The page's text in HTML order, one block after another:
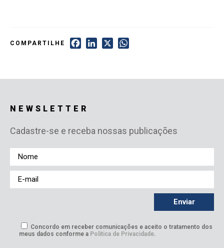
COMPARTILHE FacebookLinkedIn
NEWSLETTER
Cadastre-se e receba nossas publicações
Concordo em receber comunicações e aceito o tratamento dos
meus dados conforme a Política de Privacidade.